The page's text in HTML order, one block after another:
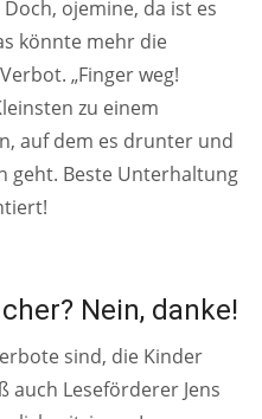
ojemine, da ist es
könnte mehr die
„Finger weg!
zu einem
auf dem es drunter und
Beste Unterhaltung
Nein, danke!
sind, die Kinder
auch Leseförderer Jens